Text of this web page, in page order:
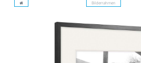
Bilderrahmen